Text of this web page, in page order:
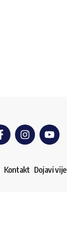
Kontakt Dojavi